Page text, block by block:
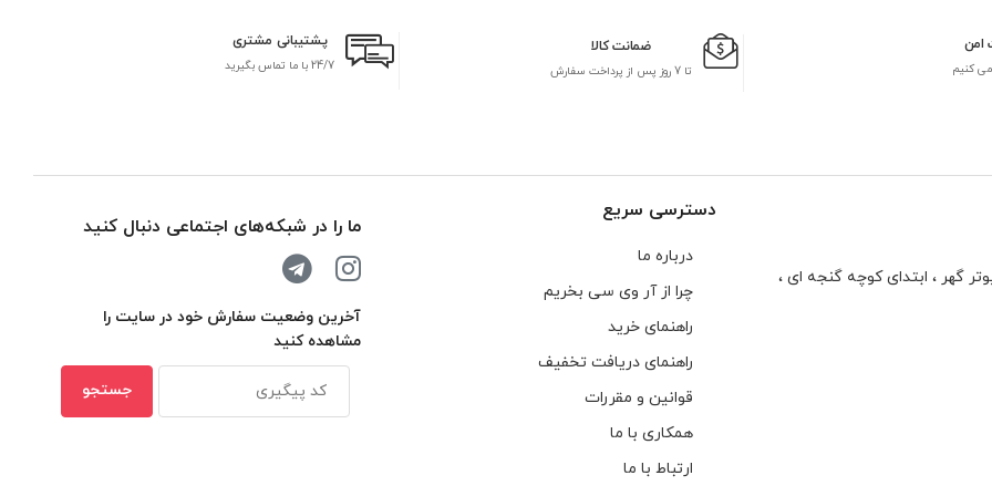
امن
کنیم
ضمانت کالا
تا 7 روز پس از پرداخت سفارش
پشتیبانی مشتری
24/7 با ما تماس بگیرید
گهر ، ابتدای كوچه گنجه ای ،
دسترسی سریع
درباره ما
چرا از آر وی سی بخریم
راهنمای خرید
راهنمای دریافت تخفیف
قوانین و مقررات
همکاری با ما
ارتباط با ما
ما را در شبکه‌های اجتماعی دنبال کنید
آخرین وضعیت سفارش خود در سایت را
مشاهده کنید